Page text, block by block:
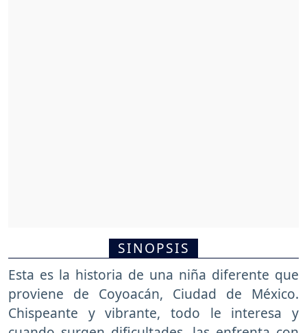
SINOPSIS
Esta es la historia de una niña diferente que
proviene de Coyoacán, Ciudad de México.
Chispeante y vibrante, todo le interesa y